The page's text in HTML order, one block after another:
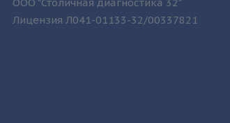
Лицензия Л041-01133-32/00337821